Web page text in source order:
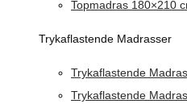
Topmadras 180×210
Trykaflastende Madrasser
Trykaflastende
Trykaflastende